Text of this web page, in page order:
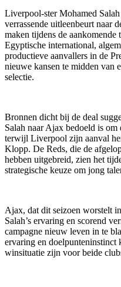
Liverpool-ster Mohamed
verrassende uitleenbeurt naar
maken tijdens de
Egyptische international,
productieve aanvallers in de
nieuwe kansen te midden van
selectie.
Bronnen dicht bij de deal
Salah naar Ajax bedoeld is
terwijl Liverpool zijn aanval
Klopp. De Reds, die de
hebben uitgebreid, zien het
strategische keuze om jong
Ajax, dat dit seizoen worstelt
Salah’s ervaring en scorend
campagne nieuw leven in te
ervaring en doelpunteninstinct
winsituatie zijn voor beide